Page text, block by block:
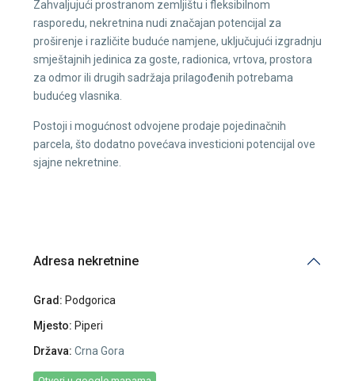
Zahvaljujući prostranom zemljištu i fleksibilnom
rasporedu, nekretnina nudi značajan potencijal za
proširenje i različite buduće namjene, uključujući izgradnju
smještajnih jedinica za goste, radionica, vrtova, prostora
za odmor ili drugih sadržaja prilagođenih potrebama
budućeg vlasnika.
Postoji i mogućnost odvojene prodaje pojedinačnih
parcela, što dodatno povećava investicioni potencijal ove
sjajne nekretnine.
Adresa nekretnine
Grad: Podgorica
Mjesto: Piperi
Država: Crna Gora